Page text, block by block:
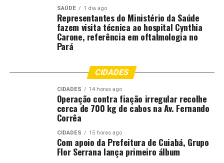
RELATED TOPICS: APRESENTA CRIMINAIS
DESTAQUE
FURTOS ÍNDICES MATO
MATO-GROSSO
MILITAR MT POLICIA
REDUÇÃO
TODO
SES alerta a população para prevenção às ISTs durante o
Bombeiros resgatam vítimas de acidente presas nas
ferragens de veículo
SAÚDE 1 dia ago
Representantes do Ministério da Saúde
fazem visita técnica ao hospital Cynthia
Carone, referência em oftalmologia no
Pará
CIDADES
CIDADES 14 horas ago
Operação contra fiação irregular recolhe
cerca de 700 kg de cabos na Av. Fernando
Corrêa
CIDADES 15 horas ago
Com apoio da Prefeitura de Cuiabá, Grupo
Flor Serrana lança primeiro álbum